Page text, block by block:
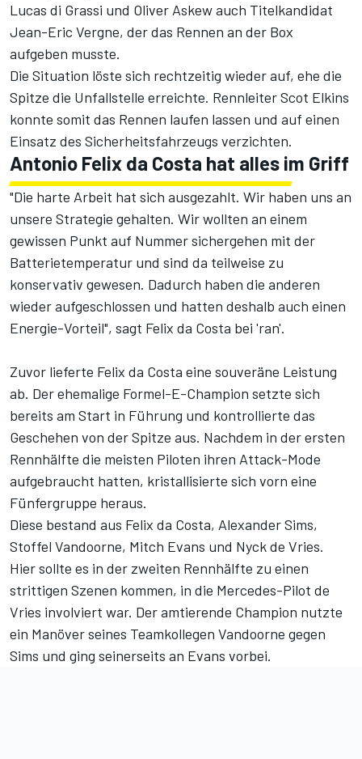
Lucas di Grassi und Oliver Askew auch Titelkandidat
Jean-Eric Vergne, der das Rennen an der Box
aufgeben musste.
Die Situation löste sich rechtzeitig wieder auf, ehe die
Spitze die Unfallstelle erreichte. Rennleiter Scot Elkins
konnte somit das Rennen laufen lassen und auf einen
Einsatz des Sicherheitsfahrzeugs verzichten.
Antonio Felix da Costa hat alles im Griff
"Die harte Arbeit hat sich ausgezahlt. Wir haben uns an
unsere Strategie gehalten. Wir wollten an einem
gewissen Punkt auf Nummer sichergehen mit der
Batterietemperatur und sind da teilweise zu
konservativ gewesen. Dadurch haben die anderen
wieder aufgeschlossen und hatten deshalb auch einen
Energie-Vorteil", sagt Felix da Costa bei 'ran'.
Zuvor lieferte Felix da Costa eine souveräne Leistung
ab. Der ehemalige Formel-E-Champion setzte sich
bereits am Start in Führung und kontrollierte das
Geschehen von der Spitze aus. Nachdem in der ersten
Rennhälfte die meisten Piloten ihren Attack-Mode
aufgebraucht hatten, kristallisierte sich vorn eine
Fünfergruppe heraus.
Diese bestand aus Felix da Costa, Alexander Sims,
Stoffel Vandoorne, Mitch Evans und Nyck de Vries.
Hier sollte es in der zweiten Rennhälfte zu einen
strittigen Szenen kommen, in die Mercedes-Pilot de
Vries involviert war. Der amtierende Champion nutzte
ein Manöver seines Teamkollegen Vandoorne gegen
Sims und ging seinerseits an Evans vorbei.